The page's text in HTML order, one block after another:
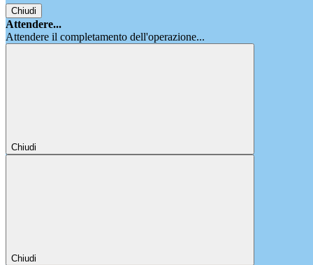
Chiudi
Attendere...
Attendere il completamento dell'operazione...
Chiudi
Chiudi